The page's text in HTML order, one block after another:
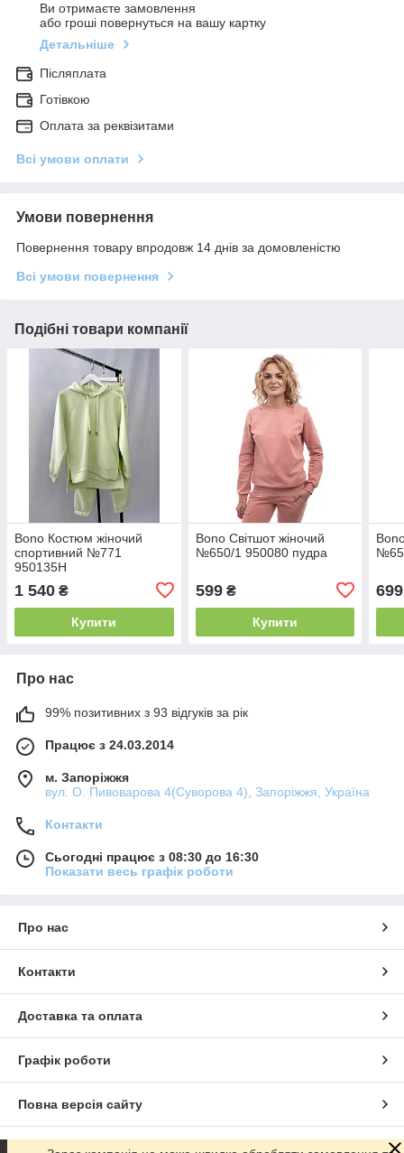
Ви отримаєте замовлення
або гроші повернуться на вашу картку
Детальніше
Післяплата
Готівкою
Оплата за реквізитами
Всі умови оплати
Умови повернення
Повернення товару впродовж 14 днів за домовленістю
Всі умови повернення
Подібні товари компанії
Bono Костюм жіночий
спортивний №771
950135Н
1 540 ₴
Купити
Bono Світшот жіночий
№650/1 950080 пудра
599₴
Купити
699
Про нас
99% позитивних з 93 відгуків за рік
Працює з 24.03.2014
м. Запоріжжя
вул. О. Пивоварова 4(Суворова 4), Запоріжжя, Україна
Контакти
Сьогодні працює з 08:30 до 16:30
Показати весь графік роботи
Про нас
Контакти
Доставка та оплата
Графік роботи
Повна версія сайту
Сайт створено на маркетплейсі Prom.ua